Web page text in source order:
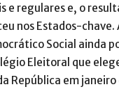
e regulares e, o
nos Estados-chave.
Social ainda
Eleitoral que
República em janeiro